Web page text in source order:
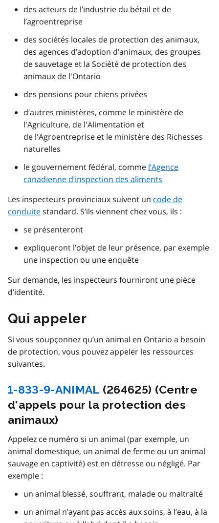
des acteurs de l’industrie du bétail et de
l’agroentreprise
des sociétés locales de protection des animaux,
des agences d’adoption d’animaux, des groupes
de sauvetage et la Société de protection des
animaux de l'Ontario
des pensions pour chiens privées
d’autres ministères, comme le ministère de
l'Agriculture, de l'Alimentation et
de l'Agroentreprise et le ministère des Richesses
naturelles
le gouvernement fédéral, comme l’Agence
canadienne d’inspection des aliments
Les inspecteurs provinciaux suivent un code de
conduitestandard. S’ils viennent chez vous, ils :
se présenteront
expliqueront l’objet de leur présence, par exemple
une inspection ou une enquête
Sur demande, les inspecteurs fourniront une pièce
d’identité.
Qui appeler
Si vous soupçonnez qu’un animal en Ontario a besoin
de protection, vous pouvez appeler les ressources
suivantes.
1-833-9-ANIMAL (264625) (Centre
d'appels pour la protection des
animaux)
Appelez ce numéro si un animal (par exemple, un
animal domestique, un animal de ferme ou un animal
sauvage en captivité) est en détresse ou négligé. Par
exemple :
un animal blessé, souffrant, malade ou maltraité
un animal n’ayant pas accès aux soins, à l’eau, à la